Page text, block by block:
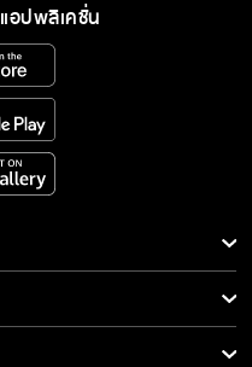
แอปพลิเคชั่น